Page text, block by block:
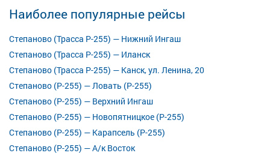
Наиболее популярные рейсы
Степаново (Трасса Р-255) — Нижний Ингаш
Степаново (Трасса Р-255) — Иланск
Степаново (Трасса Р-255) — Канск, ул. Ленина, 20
Степаново (Р-255) — Ловать (Р-255)
Степаново (Р-255) — Верхний Ингаш
Степаново (Р-255) — Новопятницкое (Р-255)
Степаново (Р-255) — Карапсель (Р-255)
Степаново (Р-255) — А/к Восток